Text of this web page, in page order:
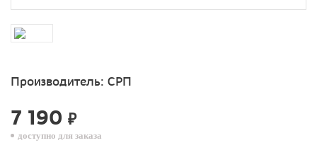
Производитель: СРП
7 190 ₽
доступно для заказа